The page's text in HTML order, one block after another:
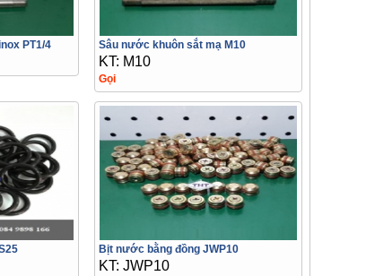
PT1/4
Sâu nước khuôn sắt mạ M10
KT: M10
Gọi
Bịt nước bằng đồng JWP10
KT: JWP10